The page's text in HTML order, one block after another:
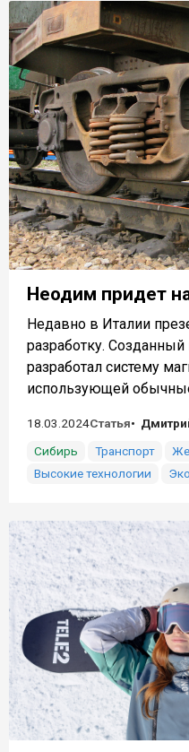
Неодим придет
Недавно в Италии
разработку. Созданный
разработал систему
использующей
18.03.2024Статья
Сибирь
Транспорт
Высокие технологии